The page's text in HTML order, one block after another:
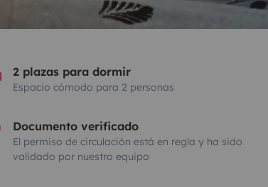
2 plazas para dormir
Espacio cómodo para 2 personas
Documento verificado
El permiso de circulación está en regla y ha sido
validado por nuestro equipo